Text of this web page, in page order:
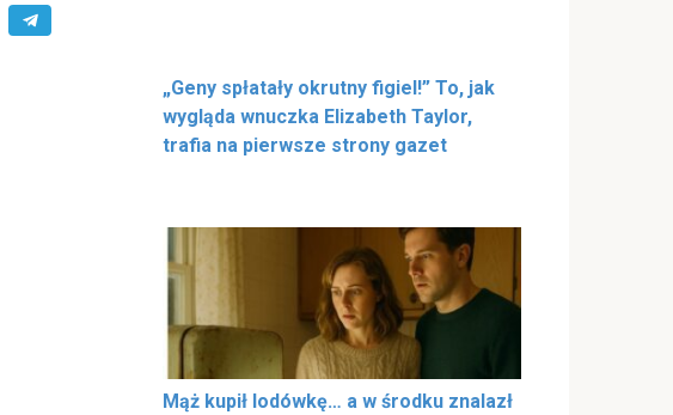
„Geny spłatały okrutny figiel!” To, jak
wygląda wnuczka Elizabeth Taylor,
trafia na pierwsze strony gazet
Mąż kupił lodówkę… a w środku znalazł